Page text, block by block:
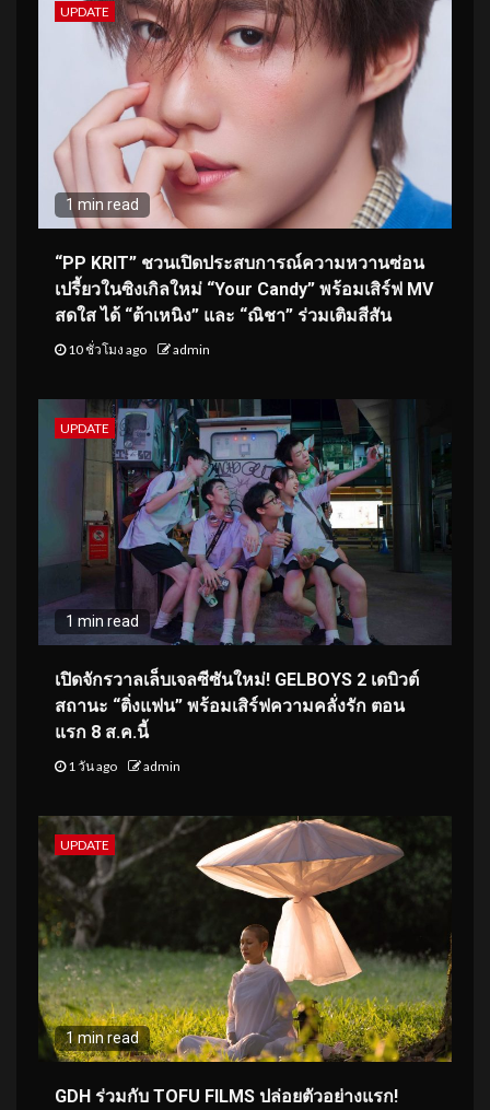
UPDATE
1 min read
“PP KRIT” ชวนเปิดประสบการณ์ความหวานซ่อน
เปรี้ยวในซิงเกิลใหม่ “Your Candy” พร้อมเสิร์ฟ MV
สดใส ได้ “ต้าเหนิง” และ “ณิชา” ร่วมเติมสีสัน
10 ชั่วโมง ago admin
UPDATE
1 min read
เปิดจักรวาลเล็บเจลซีซันใหม่! GELBOYS 2 เดบิวต์
สถานะ “ติ่งแฟน” พร้อมเสิร์ฟความคลั่งรัก ตอน
แรก 8 ส.ค.นี้
1 วัน ago admin
UPDATE
1 min read
GDH ร่วมกับ TOFU FILMS ปล่อยตัวอย่างแรก!